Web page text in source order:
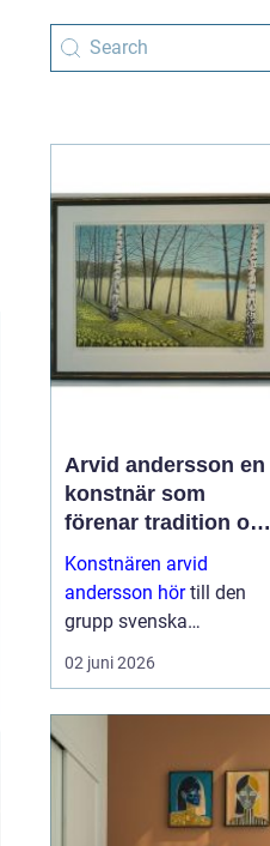
Arvid andersson en
konstnär som
förenar tradition och
nutid
Konstnären arvid
andersson hörtill den
grupp svenska
bildskapare som rör sig
tryggt mellan klassisk
hans verk möts vardag
och fördjupning, ofta
med motiv som...
02 juni 2026